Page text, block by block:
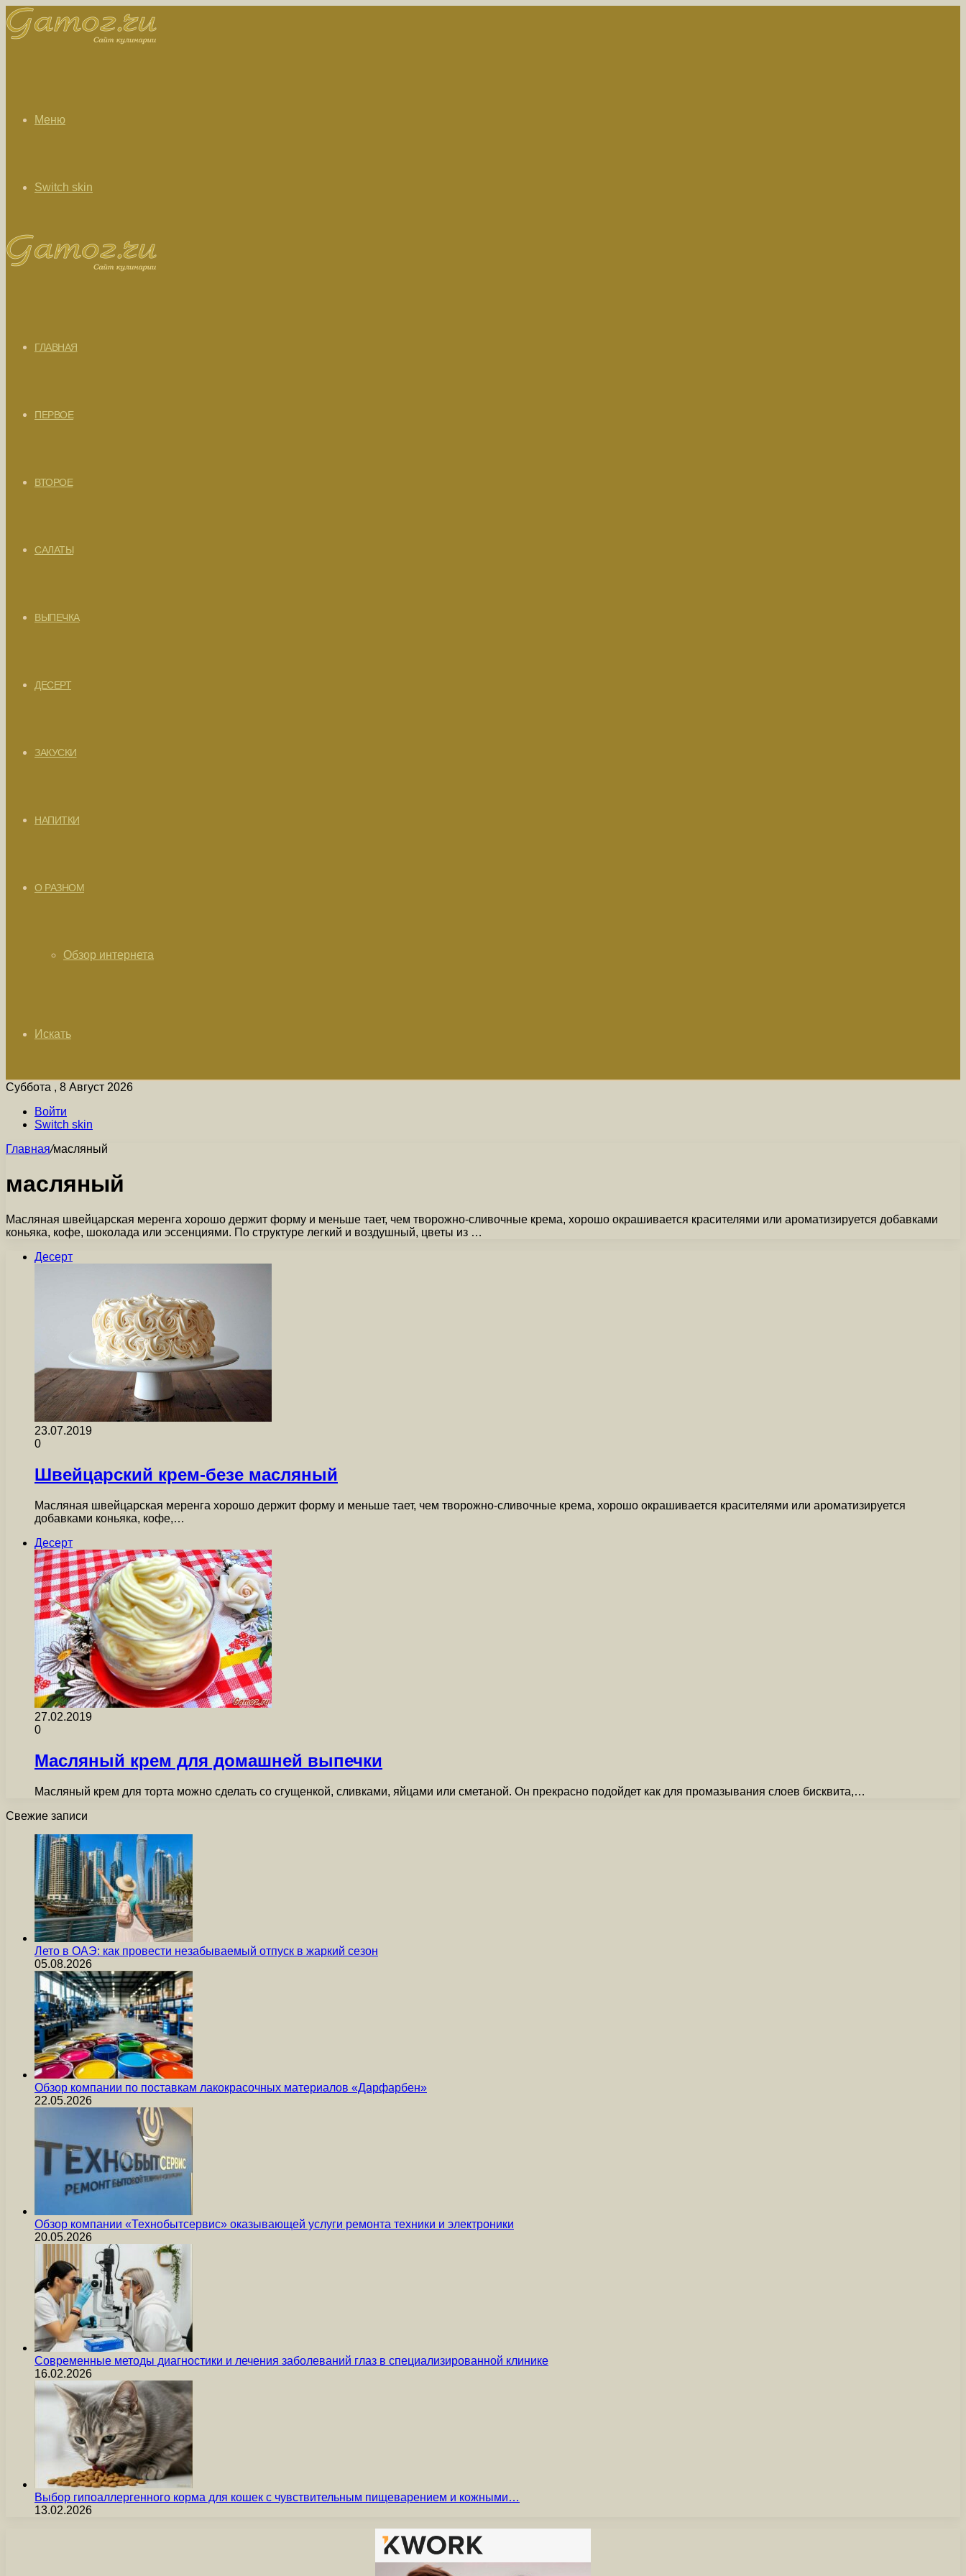
Меню
Switch skin
ГЛАВНАЯ
ПЕРВОЕ
ВТОРОЕ
САЛАТЫ
ВЫПЕЧКА
ДЕСЕРТ
ЗАКУСКИ
НАПИТКИ
О РАЗНОМ
Обзор интернета
Искать
Суббота , 8 Август 2026
Войти
Switch skin
Главная/масляный
масляный
Масляная швейцарская меренга хорошо держит форму и меньше тает, чем творожно-сливочные крема, хорошо окрашивается красителями или ароматизируется добавками
коньяка, кофе, шоколада или эссенциями. По структуре легкий и воздушный, цветы из …
Десерт
23.07.2019
0
Швейцарский крем-безе масляный
Масляная швейцарская меренга хорошо держит форму и меньше тает, чем творожно-сливочные крема, хорошо окрашивается красителями или ароматизируется
добавками коньяка, кофе,…
Десерт
27.02.2019
0
Масляный крем для домашней выпечки
Масляный крем для торта можно сделать со сгущенкой, сливками, яйцами или сметаной. Он прекрасно подойдет как для промазывания слоев бисквита,…
Свежие записи
Лето в ОАЭ: как провести незабываемый отпуск в жаркий сезон
05.08.2026
Обзор компании по поставкам лакокрасочных материалов «Дарфарбен»
22.05.2026
Обзор компании «Технобытсервис» оказывающей услуги ремонта техники и электроники
20.05.2026
Современные методы диагностики и лечения заболеваний глаз в специализированной клинике
16.02.2026
Выбор гипоаллергенного корма для кошек с чувствительным пищеварением и кожными…
13.02.2026